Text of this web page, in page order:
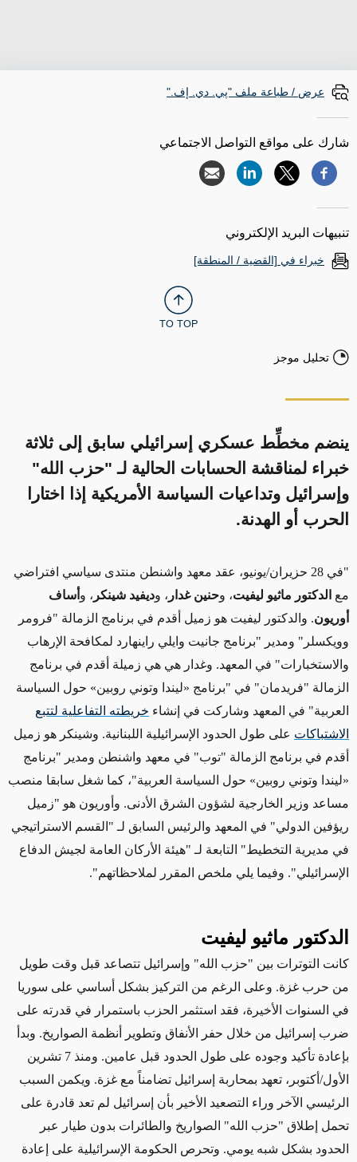
تحليل موجز
ينضم مخطِّط عسكري إسرائيلي سابق إلى ثلاثة
خبراء لمناقشة الحسابات الحالية لـ "حزب الله"
وإسرائيل وتداعيات السياسة الأمريكية إذا اختارا
الحرب أو الهدنة.
"في 28 حزيران/يونيو، عقد معهد واشنطن منتدى سياسي افتراضي
مع الدكتور ماثيو ليفيت، وحنين غدار ، وديفيد شينكر ، و أساف
أوريون. والدكتور ليفيت هو زميل أقدم في برنامج الزمالة "فرومر
وويكسلر" ومدير "برنامج جانيت وايلي راينهارد لمكافحة الإرهاب
والاستخبارات" في المعهد. وغدار هي هي زميلة أقدم في برنامج
الزمالة "فريدمان" في "برنامج «ليندا وتوني روبين» حول السياسة
العربية" في المعهد وشاركت في إنشاء خريطته التفاعلية لتتبع
الاشتباكات على طول الحدود الإسرائيلية اللبنانية. وشينكر هو زميل
أقدم في برنامج الزمالة "توب" في معهد واشنطن ومدير "برنامج
«ليندا وتوني روبين» حول السياسة العربية"، كما شغل سابقا منصب
مساعد وزير الخارجية لشؤون الشرق الأدنى. وأوريون هو "زميل
ريؤفين الدولي" في المعهد والرئيس السابق لـ "القسم الاستراتيجي
في مديرية التخطيط" التابعة لـ "هيئة الأركان العامة لجيش الدفاع
الإسرائيلي". وفيما يلي ملخص المقرر لملاحظاتهم".
الدكتور ماثيو ليفيت
كانت التوترات بين "حزب الله" وإسرائيل تتصاعد قبل وقت طويل
من حرب غزة. وعلى الرغم من التركيز بشكل أساسي على سوريا
في السنوات الأخيرة، فقد استثمر الحزب باستمرار في قدرته على
ضرب إسرائيل من خلال حفر الأنفاق وتطوير أنظمة الصواريخ. وبدأ
بإعادة تأكيد وجوده على طول الحدود قبل عامين. ومنذ 7 تشرين
الأول/أكتوبر، تعهد بمحاربة إسرائيل تضامناً مع غزة. ويكمن السبب
الرئيسي الآخر وراء التصعيد الأخير بأن إسرائيل لم تعد قادرة على
تحمل إطلاق "حزب الله" الصواريخ والطائرات بدون طيار عبر
الحدود بشكل شبه يومي. وتحرص الحكومة الإسرائيلية على إعادة
عرض / طباعة ملف "پي. دي. إف."
شارك على مواقع التواصل الاجتماعي
تنبيهات البريد الإلكتروني
خبراء في [القضية / المنطقة]
TO TOP